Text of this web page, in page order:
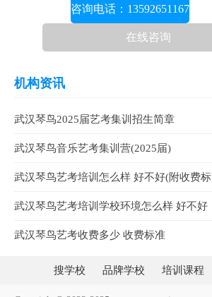
咨询电话：13592651167
在线咨询
机构资讯
武汉琴鸟2025届艺考集训招生简章
武汉琴鸟音乐艺考集训营(2025届)
武汉琴鸟艺考培训怎么样 好不好(附收费
武汉琴鸟艺考培训学校环境怎么样 好不好
武汉琴鸟艺考收费多少 收费标准
搜学校 品牌学校 培训课程